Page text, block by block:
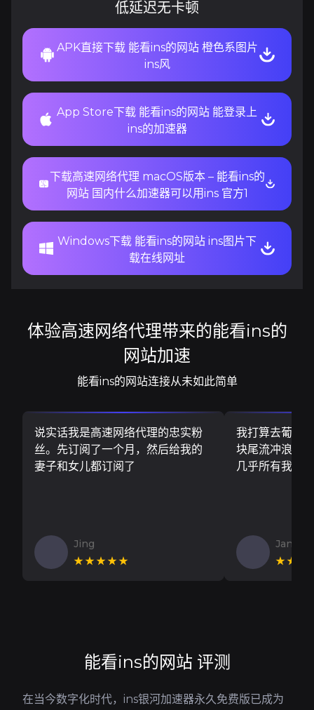
低延迟无卡顿
APK直接下载 能看ins的网站 橙色系图片
ins风
App Store下载 能看ins的网站 能登录上
ins的加速器
下载高速网络代理 macOS版本 – 能看ins的
网站 国内什么加速器可以用ins 官方1
Windows下载 能看ins的网站 ins图片下
载在线网址
体验高速网络代理带来的能看ins的
网站加速
能看ins的网站连接从未如此简单
说实话我是高速网络代理的忠实粉
丝。先订阅了一个月，然后给我的
妻子和女儿都订阅了
Jing
★★★★★
我打算去葡萄
块尾流冲浪板
几乎所有我需
Jan V
能看ins的网站 评测
在当今数字化时代，ins银河加速器永久免费版已成为